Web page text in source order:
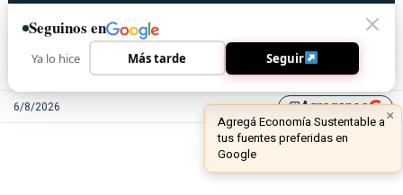
6/8/2026 library_addAgreganos
Seguinos en
Ya lo hice Más tarde Seguir